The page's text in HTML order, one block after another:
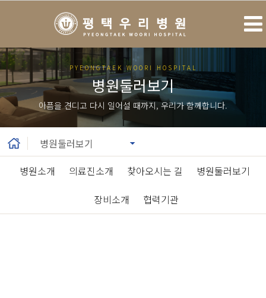
PYEONGTAEK WOORI HOSPITAL
병원둘러보기
아픔을 견디고 다시 일어설 때까지, 우리가 함께합니다.
병원소개 의료진소개 찾아오시는 길 병원둘러보기
장비소개
협력기관